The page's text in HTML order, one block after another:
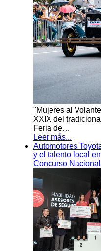
"Mujeres al
XXIX del
Feria de…
Leer más...
Automotores
y el talento local
Concurso